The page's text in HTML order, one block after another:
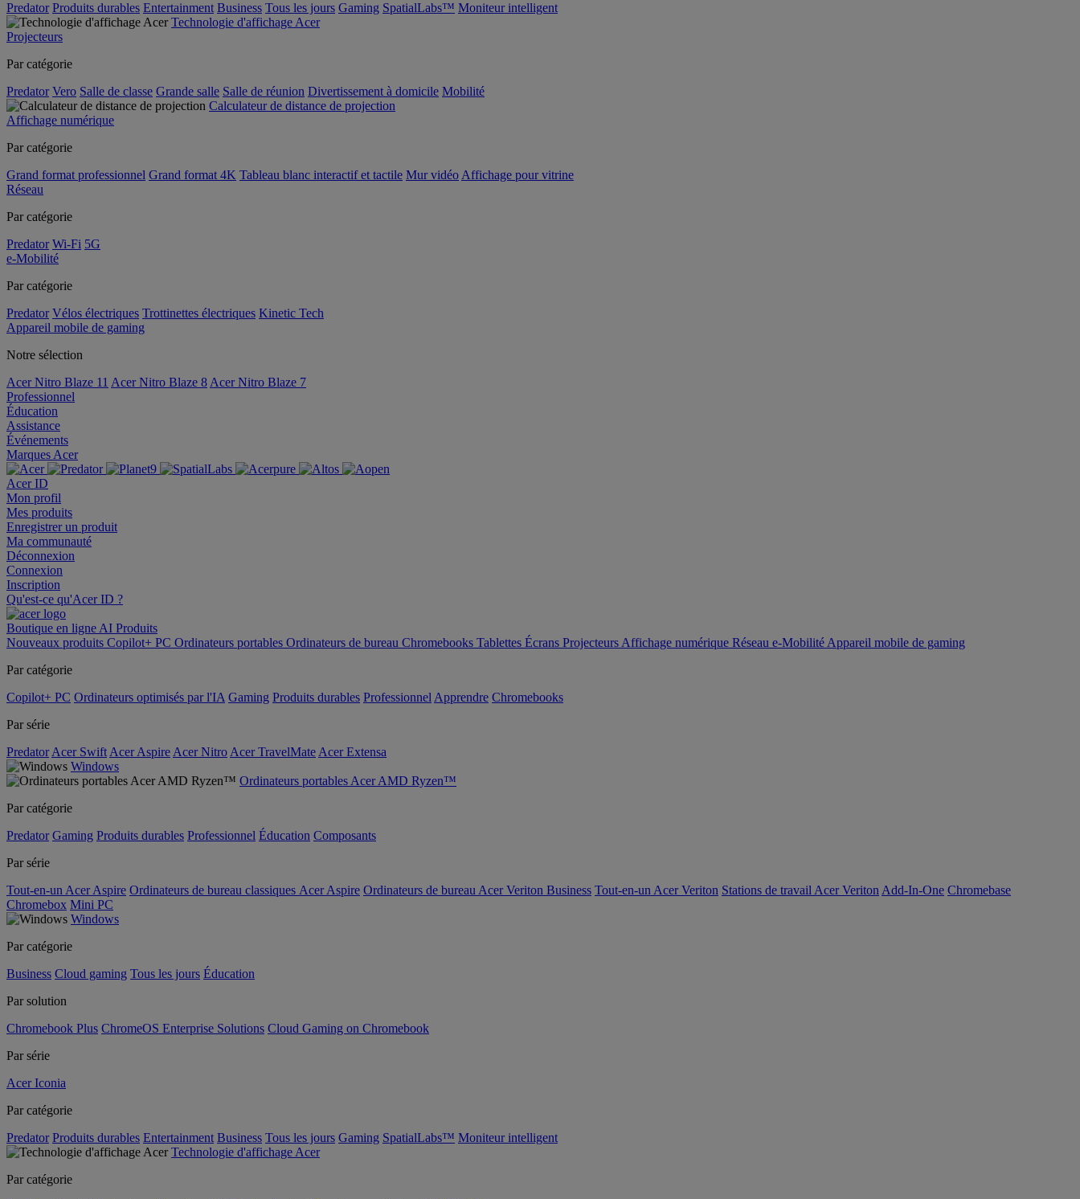
Predator Produits durables Entertainment Business Tous les jours Gaming SpatialLabs™ Moniteur intelligent
Technologie d'affichage Acer
Projecteurs
Par catégorie
Predator Vero Salle de classe Grande salle Salle de réunion Divertissement à domicile Mobilité
Calculateur de distance de projection
Affichage numérique
Par catégorie
Grand format professionnel Grand format 4K Tableau blanc interactif et tactile Mur vidéo Affichage pour vitrine
Réseau
Par catégorie
Predator Wi-Fi 5G
e-Mobilité
Par catégorie
Predator Vélos électriques Trottinettes électriques Kinetic Tech
Appareil mobile de gaming
Notre sélection
Acer Nitro Blaze 11 Acer Nitro Blaze 8 Acer Nitro Blaze 7
Professionnel
Éducation
Assistance
Événements
Marques Acer
Acer ID
Mon profil
Mes produits
Enregistrer un produit
Ma communauté
Déconnexion
Connexion
Inscription
Qu'est-ce qu'Acer ID ?
Boutique en ligne AI Produits
Nouveaux produits Copilot+ PC Ordinateurs portables Ordinateurs de bureau Chromebooks Tablettes Écrans Projecteurs Affichage numérique Réseau e-Mobilité Appareil mobile de gaming
Par catégorie
Copilot+ PC Ordinateurs optimisés par l'IA Gaming Produits durables Professionnel Apprendre Chromebooks
Par série
Predator Acer Swift Acer Aspire Acer Nitro Acer TravelMate Acer Extensa
Windows
Ordinateurs portables Acer AMD Ryzen™
Par catégorie
Predator Gaming Produits durables Professionnel Éducation Composants
Par série
Tout-en-un Acer Aspire Ordinateurs de bureau classiques Acer Aspire Ordinateurs de bureau Acer Veriton Business Tout-en-un Acer Veriton Stations de travail Acer Veriton Add-In-One Chromebase
Chromebox Mini PC
Windows
Par catégorie
Business Cloud gaming Tous les jours Éducation
Par solution
Chromebook Plus ChromeOS Enterprise Solutions Cloud Gaming on Chromebook
Par série
Acer Iconia
Par catégorie
Predator Produits durables Entertainment Business Tous les jours Gaming SpatialLabs™ Moniteur intelligent
Technologie d'affichage Acer
Par catégorie